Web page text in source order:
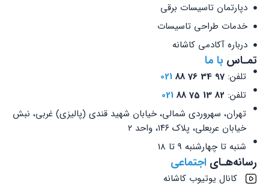
دپارتمان تاسیسات برقی
خدمات طراحی تاسیسات
درباره آکادمی کاشانه
تمـاس با ما
تلفن:97 34 76 88
021
تلفن: 82 13 75 88
021
تهران، سهروردی شمالی، خیابان شهید قندی (پالیزی) غربی، نبش
خیابان عربعلی، پلاک ۱۴۶، واحد ۲
شنبه تا چهارشنبه 9 تا 18
رسانه‌هـای اجتماعی
کانال یوتیوب کاشانه